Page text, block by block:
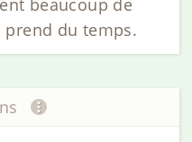
beaucoup de
prend du temps.